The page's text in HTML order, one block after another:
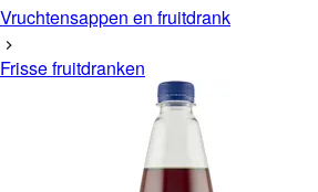
Vruchtensappen en fruitdrank
Frisse fruitdranken